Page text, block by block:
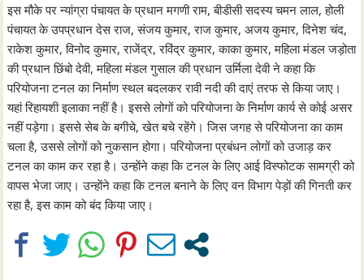
इस मौके पर न्यांग्रा पंचायत के प्रधान मगणी राम, बीडीसी सदस्य चमन लाल, होली
पंचायत के उपप्रधान देस राज, संजय कुमार, राज कुमार, अजय कुमार, दिनेश चंद,
राकेश कुमार, विनोद कुमार, राजेंद्र, रविंद्र कुमार, काका कुमार, महिला मंडल जड़ोता
की प्रधान छिंबो देवी, महिला मंडल गुसाल की प्रधान उर्मिला देवी ने कहा कि
परियोजना टनल का निर्माण स्थल बदलकर रावी नदी की दाएं तरफ से किया जाए।
यहां रिहायशी इलाका नहीं है। इससे लोगों को परियोजना के निर्माण कार्य से कोई असर
नहीं पड़ेगा। इससे सेब के बगीचे, खेत बचे रहेंगे। जिस जगह से परियोजना का काम
चला है, उससे लोगों को नुकसान होगा। परियोजना प्रबंधन लोगों को उजाड़ कर
टनल का काम कर रहा है। उन्हाेंने कहा कि टनल के लिए आई विस्फोटक सामग्री को
वापस भेजा जाए। उन्हाेंने कहा कि टनल बनाने के लिए वन विभाग पेड़ों की गिनती कर
रहा है, इस काम को बंद किया जाए।